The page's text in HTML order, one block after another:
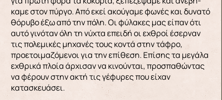
καμε στον πύργο. Από εκεί ακούγαμε φωνές και δυνατό
θόρυβο έξω από την πόλη. Οι φύλακες μας είπαν ότι
αυτό γινόταν όλη τη νύχτα επειδή οι εχθροί έσερναν
τις πολεμικές μηχανές τους κο­ντά στην τάφρο,
προετοιμαζόμενοι για την επίθε­ση. Επίσης τα μεγάλα
εχθρικά πλοία άρχισαν να κινούνται, προσπαθώντας
να φέρουν στην ακτή τις γέφυρες που είχαν
κατασκευάσει.